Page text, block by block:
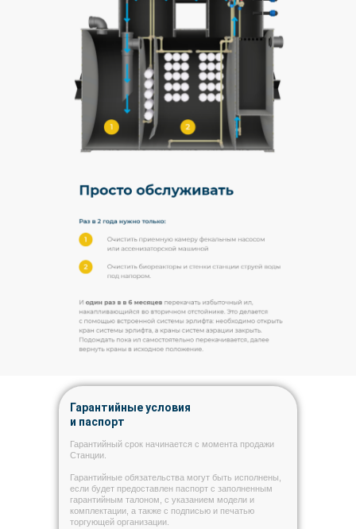
Гарантийные условия
и паспорт
Гарантийный срок начинается с момента продажи
Станции.
Гарантийные обязательства могут быть исполнены,
если будет предоставлен паспорт с заполненным
гарантийным талоном, с указанием модели и
комплектации, а также с подписью и печатью
торгующей организации.